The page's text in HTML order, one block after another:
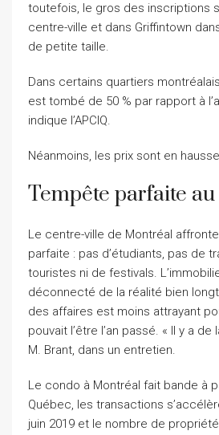
toutefois, le gros des inscriptions
centre-ville et dans Griffintown
de petite taille.
Dans certains quartiers
est tombé de 50 % par rapport à
indique l’APCIQ.
Néanmoins, les prix sont en
Tempête parfaite
Le centre-ville de Montréal
parfaite : pas d’étudiants, pas de
touristes ni de festivals.
déconnecté de la réalité bien
des affaires est moins attrayant
pouvait l’être l’an passé. « Il y a
M. Brant, dans un entretien.
Le condo à Montréal fait bande à
Québec, les transactions
juin 2019 et le nombre de